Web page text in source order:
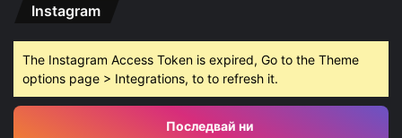
Instagram
The Instagram Access Token is expired, Go to the Theme
options page > Integrations, to to refresh it.
Последвай ни